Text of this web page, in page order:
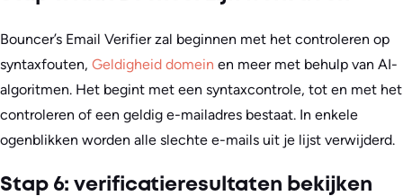
Bouncer’s Email Verifier zal beginnen met het controleren op
syntaxfouten, Geldigheid domein en meer met behulp van AI-
algoritmen. Het begint met een syntaxcontrole, tot en met het
controleren of een geldig e-mailadres bestaat. In enkele
ogenblikken worden alle slechte e-mails uit je lijst verwijderd.
Stap 6: verificatieresultaten bekijken